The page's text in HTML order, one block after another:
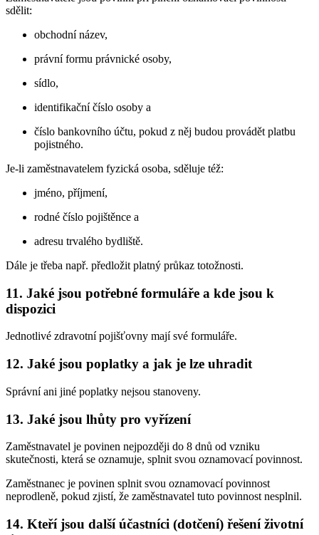
sdělit:
obchodní název,
právní formu právnické osoby,
sídlo,
identifikační číslo osoby a
číslo bankovního účtu, pokud z něj budou provádět platbu
pojistného.
Je-li zaměstnavatelem fyzická osoba, sděluje též:
jméno, příjmení,
rodné číslo pojištěnce a
adresu trvalého bydliště.
Dále je třeba např. předložit platný průkaz totožnosti.
11. Jaké jsou potřebné formuláře a kde jsou k
dispozici
Jednotlivé zdravotní pojišťovny mají své formuláře.
12. Jaké jsou poplatky a jak je lze uhradit
Správní ani jiné poplatky nejsou stanoveny.
13. Jaké jsou lhůty pro vyřízení
Zaměstnavatel je povinen nejpozději do 8 dnů od vzniku
skutečnosti, která se oznamuje, splnit svou oznamovací povinnost.
Zaměstnanec je povinen splnit svou oznamovací povinnost
neprodleně, pokud zjistí, že zaměstnavatel tuto povinnost nesplnil.
14. Kteří jsou další účastníci (dotčení) řešení životní